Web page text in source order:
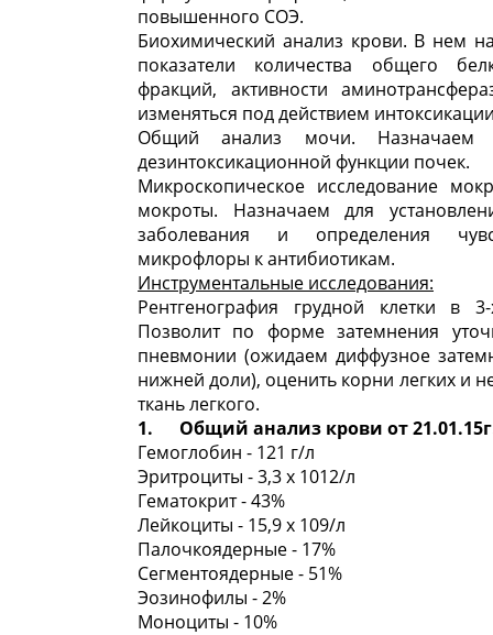
повышенного СОЭ.
Биохимический анализ крови. В нем
показатели количества общего
фракций, активности
изменяться под действием
Общий анализ мочи. Назначаем
дезинтоксикационной функции почек.
Микроскопическое исследование
мокроты. Назначаем для
заболевания и определения
микрофлоры к антибиотикам.
Инструментальные исследования:
Рентгенография грудной клетки в
Позволит по форме затемнения
пневмонии (ожидаем диффузное
нижней доли), оценить корни легких и
ткань легкого.
1. Общий анализ крови от
Гемоглобин - 121 г/л
Эритроциты - 3,3 х 1012/л
Гематокрит - 43%
Лейкоциты - 15,9 х 109/л
Палочкоядерные - 17%
Сегментоядерные - 51%
Эозинофилы - 2%
Моноциты - 10%